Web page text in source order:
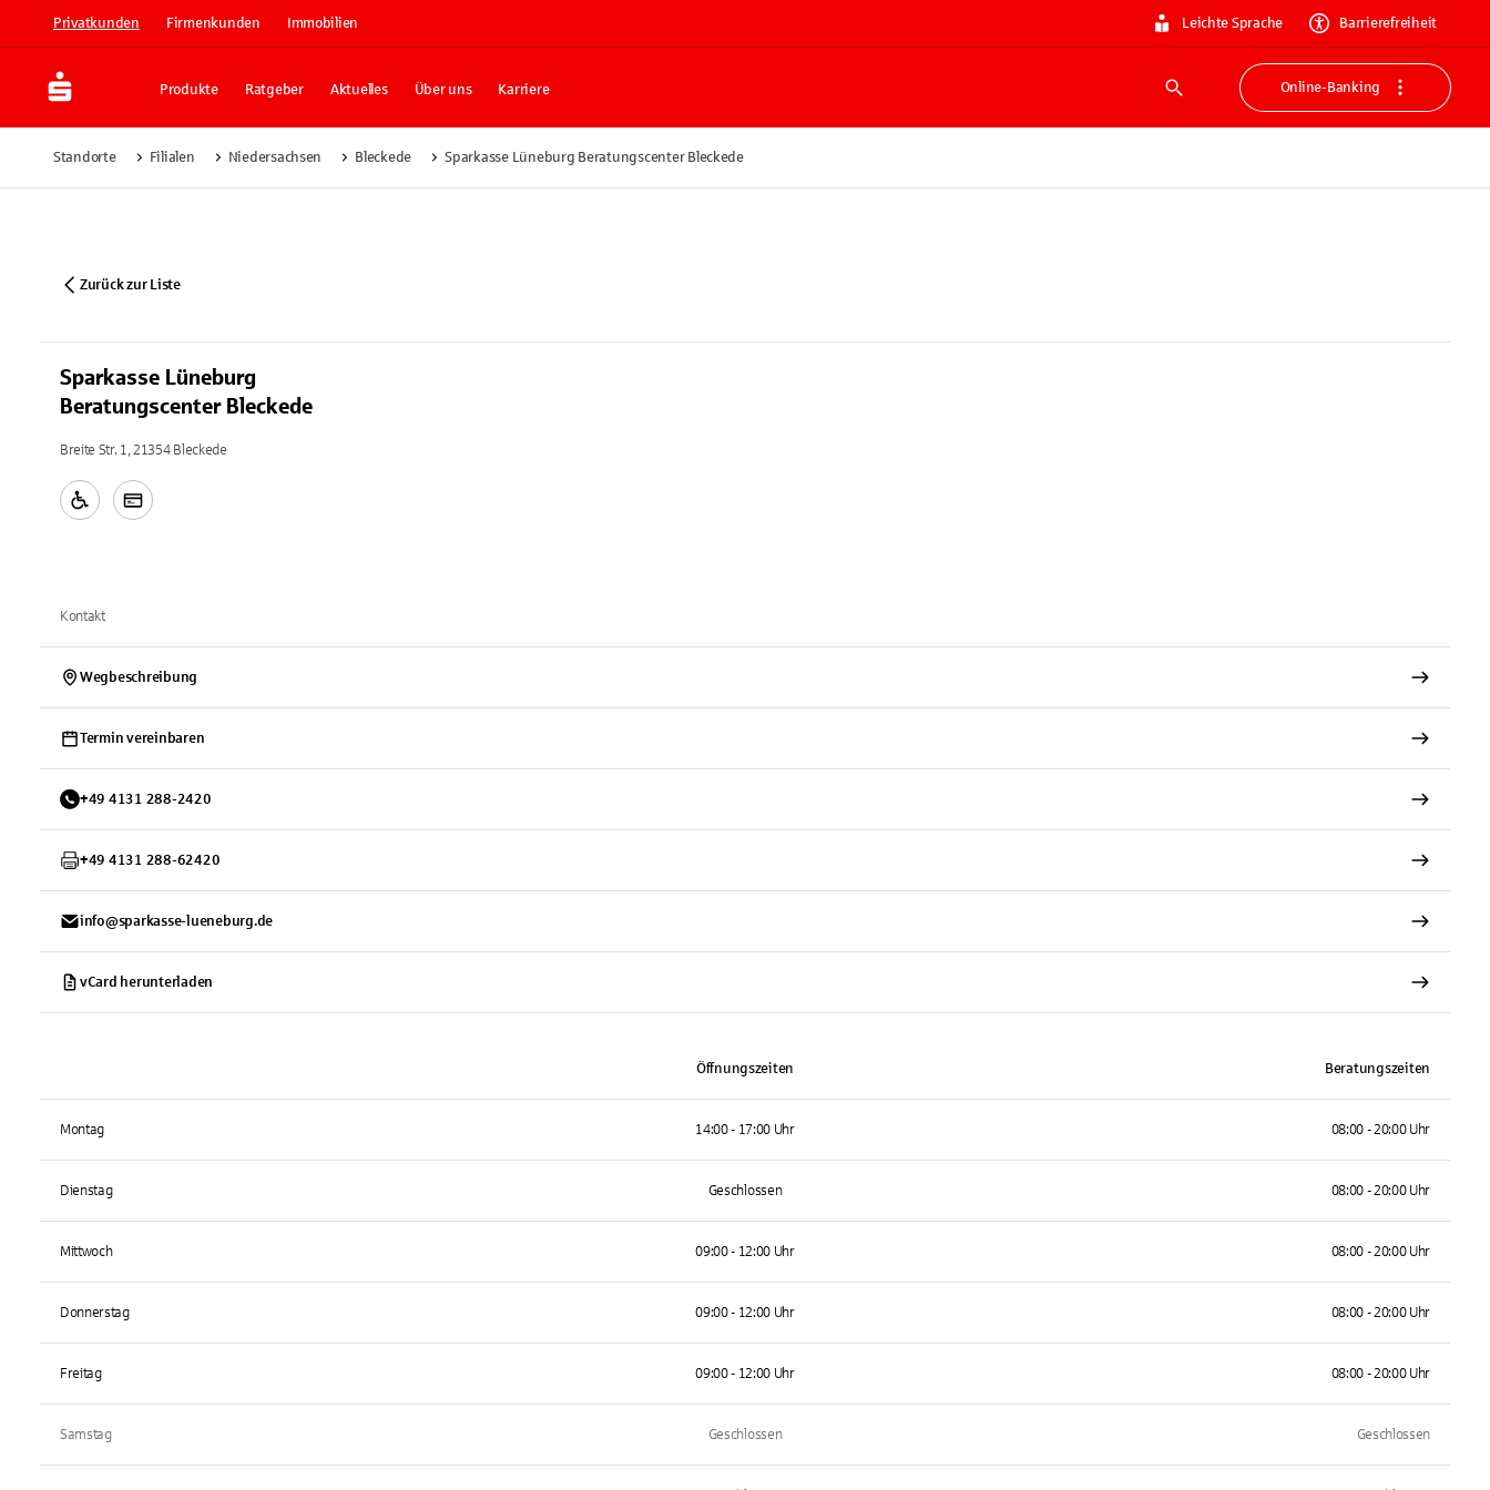
Privatkunden Firmenkunden Immobilien Leichte Sprache Barrierefreiheit
Produkte Ratgeber Aktuelles Über uns Karriere
Suche
Online-Banking
Standorte Filialen Niedersachsen Bleckede Sparkasse Lüneburg Beratungscenter Bleckede
Zurück zur Liste
Sparkasse Lüneburg
Beratungscenter Bleckede
Breite Str. 1, 21354 Bleckede
Kontakt
Wegbeschreibung
Termin vereinbaren
+49 4131 288-2420
+49 4131 288-62420
info@sparkasse-lueneburg.de
vCard herunterladen
Öffnungszeiten Beratungszeiten
Montag 14:00 - 17:00 Uhr 08:00 - 20:00 Uhr
Dienstag Geschlossen 08:00 - 20:00 Uhr
Mittwoch 09:00 - 12:00 Uhr 08:00 - 20:00 Uhr
Donnerstag 09:00 - 12:00 Uhr 08:00 - 20:00 Uhr
Freitag 09:00 - 12:00 Uhr 08:00 - 20:00 Uhr
Samstag Geschlossen Geschlossen